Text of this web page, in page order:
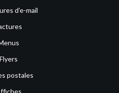
d’e-mail
Flyers
postales